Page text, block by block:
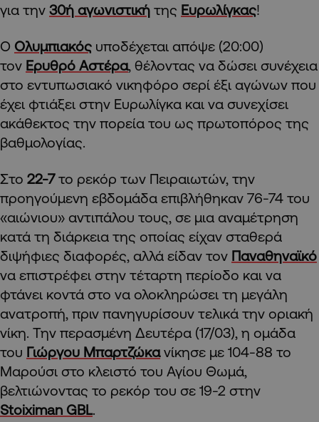
για την 30ή αγωνιστική της Ευρωλίγκας!
Ο Ολυμπιακός υποδέχεται απόψε (20:00)
τον Ερυθρό Αστέρα, θέλοντας να δώσει συνέχεια
στο εντυπωσιακό νικηφόρο σερί έξι αγώνων που
έχει φτιάξει στην Ευρωλίγκα και να συνεχίσει
ακάθεκτος την πορεία του ως πρωτοπόρος της
βαθμολογίας.
Στο 22-7το ρεκόρ των Πειραιωτών, την
προηγούμενη εβδομάδα επιβλήθηκαν 76-74 του
«αιώνιου» αντιπάλου τους, σε μια αναμέτρηση
κατά τη διάρκεια της οποίας είχαν σταθερά
διψήφιες διαφορές, αλλά είδαν τον Παναθηναϊκό
να επιστρέφει στην τέταρτη περίοδο και να
φτάνει κοντά στο να ολοκληρώσει τη μεγάλη
ανατροπή, πριν πανηγυρίσουν τελικά την οριακή
νίκη. Την περασμένη Δευτέρα (17/03), η ομάδα
του Γιώργου Μπαρτζώκανίκησε με 104-88 το
Μαρούσι στο κλειστό του Αγίου Θωμά,
βελτιώνοντας το ρεκόρ του σε 19-2 στην
Stoiximan GBL.